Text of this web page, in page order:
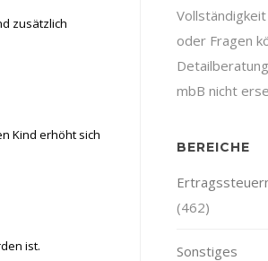
zusätzlich
Kind erhöht sich
ist.
oder Fragen
mbB nicht
BEREICHE
(462)
Sonstiges